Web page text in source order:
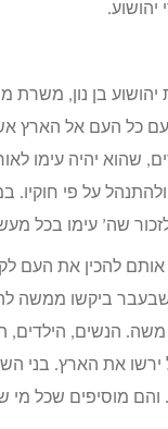
בן נון, משרת
עם כל העם אל הארץ
שהוא יהיה עימו
על פי חוקיו.
שה’ עימו בכל
אותם להכין את
ביקשו ממשה
הנשים, הילדים,
את הארץ. בני
מוסיפים שכל מי